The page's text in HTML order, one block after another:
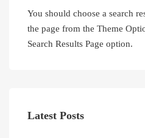
You should choose a search
the page from the Theme
Search Results Page option.
Latest Posts